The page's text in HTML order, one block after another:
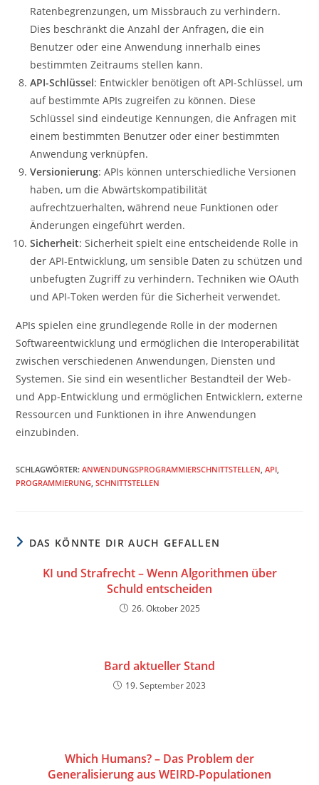
Ratenbegrenzungen, um Missbrauch zu verhindern.
Dies beschränkt die Anzahl der Anfragen, die ein
Benutzer oder eine Anwendung innerhalb eines
bestimmten Zeitraums stellen kann.
API-Schlüssel: Entwickler benötigen oft API-Schlüssel, um
auf bestimmte APIs zugreifen zu können. Diese
Schlüssel sind eindeutige Kennungen, die Anfragen mit
einem bestimmten Benutzer oder einer bestimmten
Anwendung verknüpfen.
Versionierung: APIs können unterschiedliche Versionen
haben, um die Abwärtskompatibilität
aufrechtzuerhalten, während neue Funktionen oder
Änderungen eingeführt werden.
Sicherheit: Sicherheit spielt eine entscheidende Rolle in
der API-Entwicklung, um sensible Daten zu schützen und
unbefugten Zugriff zu verhindern. Techniken wie OAuth
und API-Token werden für die Sicherheit verwendet.
APIs spielen eine grundlegende Rolle in der modernen
Softwareentwicklung und ermöglichen die Interoperabilität
zwischen verschiedenen Anwendungen, Diensten und
Systemen. Sie sind ein wesentlicher Bestandteil der Web-
und App-Entwicklung und ermöglichen Entwicklern, externe
Ressourcen und Funktionen in ihre Anwendungen
einzubinden.
SCHLAGWÖRTER:ANWENDUNGSPROGRAMMIERSCHNITTSTELLEN, API,
PROGRAMMIERUNG, SCHNITTSTELLEN
DAS KÖNNTE DIR AUCH GEFALLEN
KI und Strafrecht – Wenn Algorithmen über
Schuld entscheiden
26. Oktober 2025
Bard aktueller Stand
19. September 2023
Which Humans? – Das Problem der
Generalisierung aus WEIRD-Populationen